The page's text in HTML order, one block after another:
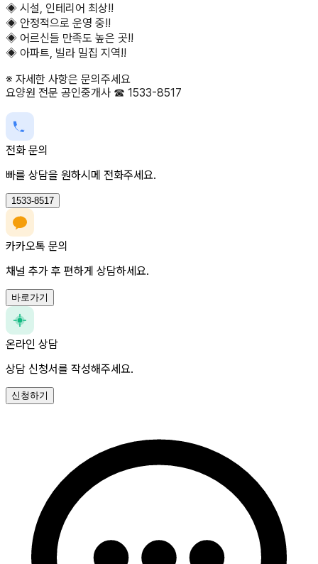
◈ 시설, 인테리어 최상!!
◈ 안정적으로 운영 중!!
◈ 어르신들 만족도 높은 곳!!
◈ 아파트, 빌라 밀집 지역!!
※ 자세한 사항은 문의주세요
요양원 전문 공인중개사 ☎ 1533-8517
전화 문의
빠를 상담을 원하시메 전화주세요.
1533-8517
카카오톡 문의
채널 추가 후 편하게 상담하세요.
바로가기
온라인 상담
상담 신청서를 작성해주세요.
신청하기